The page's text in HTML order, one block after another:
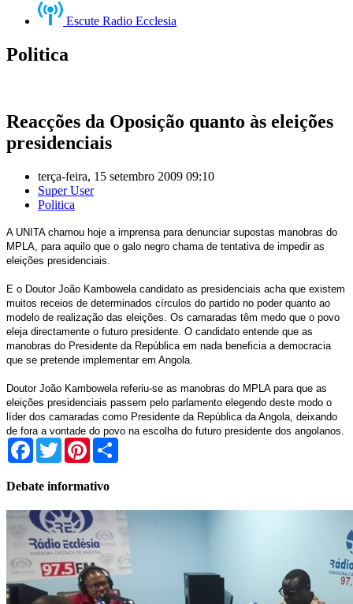
Escute Radio Ecclesia
Politica
Reacções da Oposição quanto às eleições
presidenciais
terça-feira, 15 setembro 2009 09:10
Super User
Politica
A UNITA chamou hoje a imprensa para denunciar supostas manobras do
MPLA, para aquilo que o galo negro chama de tentativa de impedir as
eleições presidenciais.
E o Doutor João Kambowela candidato as presidenciais acha que existem
muitos receios de determinados círculos do partido no poder quanto ao
modelo de realização das eleições. Os camaradas têm medo que o povo
eleja directamente o futuro presidente. O candidato entende que as
manobras do Presidente da República em nada beneficia a democracia
que se pretende implementar em Angola.
Doutor João Kambowela referiu-se as manobras do MPLA para que as
eleições presidenciais passem pelo parlamento elegendo deste modo o
líder dos camaradas como Presidente da República da Angola, deixando
de fora a vontade do povo na escolha do futuro presidente dos angolanos.
Facebook
TwitterPinterest
Debate informativo